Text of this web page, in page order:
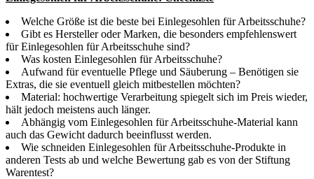
Welche Größe ist die beste bei Einlegesohlen für Arbeitsschuhe?
Gibt es Hersteller oder Marken, die besonders empfehlenswert
für Einlegesohlen für Arbeitsschuhe sind?
Was kosten Einlegesohlen für Arbeitsschuhe?
Aufwand für eventuelle Pflege und Säuberung – Benötigen sie
Extras, die sie eventuell gleich mitbestellen möchten?
Material: hochwertige Verarbeitung spiegelt sich im Preis wieder,
hält jedoch meistens auch länger.
Abhängig vom Einlegesohlen für Arbeitsschuhe-Material kann
auch das Gewicht dadurch beeinflusst werden.
Wie schneiden Einlegesohlen für Arbeitsschuhe-Produkte in
anderen Tests ab und welche Bewertung gab es von der Stiftung
Warentest?